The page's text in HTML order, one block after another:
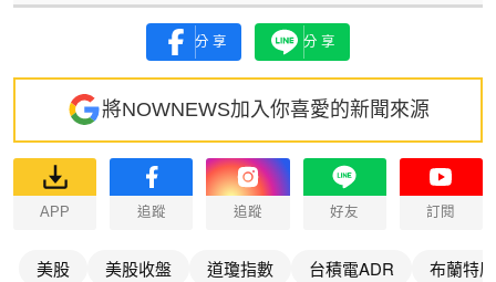
分享 分享
將NOWNEWS加入你喜愛的新聞來源
APP 追蹤 追蹤 好友 訂閱
美股 美股收盤 道瓊指數 台積電ADR 布蘭特